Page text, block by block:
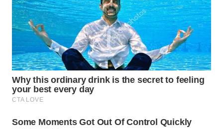
WN
PADANG
LAWAS
WN
SUMEDANG